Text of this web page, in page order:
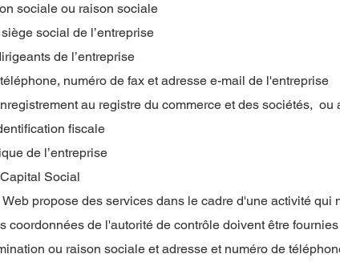
sociale ou raison sociale
social de l’entreprise
de l’entreprise
numéro de fax et adresse e-mail de l'entreprise
au registre du commerce et des sociétés,
fiscale
de l’entreprise
Social
propose des services dans le cadre d'une activité
coordonnées de l'autorité de contrôle doivent être fournies
ou raison sociale et adresse et numéro de